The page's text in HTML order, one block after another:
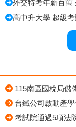
外交特考年薪百萬
高中升大學 超級
115南區國稅局儲
台鐵公司啟動產
考試院通過5項